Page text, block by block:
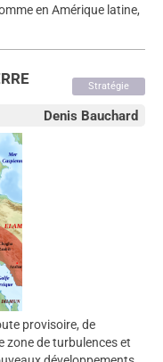
en Amérique latine,
Stratégie
Denis Bauchard
provisoire, de
zone de turbulences et